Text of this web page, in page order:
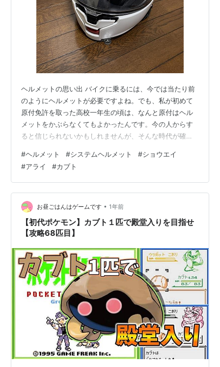
ヘルメットの思い出 バイクに乗るには、今では当たり前
のようにヘルメットが必要ですよね。でも、私が初めて
原付免許を取った高校一年生の頃は、なんと原付はヘル
メットをかぶらなくてもよかったんです。今の人からす
ると信じられないかもしれませんが、そんな時代が確か
ましたが、冬の冷たい風や、雨の日の顔に打ち付ける水
滴は本当に辛いものでした。特に雨の時は目を開けてい
られないほどで、結局ホームセンターで数千円の安いヘ
ルメットを買った記憶があります。 ところがそのヘルメ
ット、安さの代償というべきか、1時間もかぶっていると
耳が痛くなるんです。あの締め付け感は今でも…
#ヘルメット #システムヘルメット #ショウエイ
#アライ #カブト
お昼ごはんはゲームです • 1年前
【初代ポケモン】カブト１匹で殿堂入りを目指せ
【攻略68匹目】